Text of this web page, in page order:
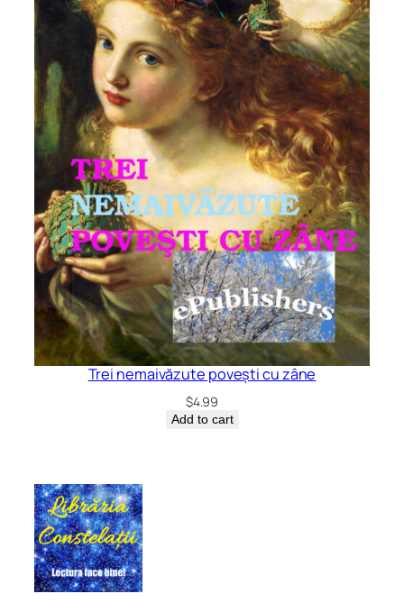
Trei nemaivăzute povești cu zâne
$4.99
Add to cart